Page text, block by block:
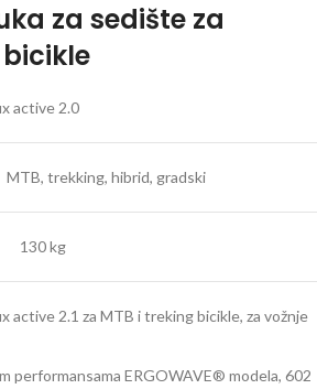
za sedište za
active 2.0
hibrid, gradski
130 kg
active 2.1 za MTB i treking bicikle, za vožnje
performansama ERGOWAVE® modela, 602